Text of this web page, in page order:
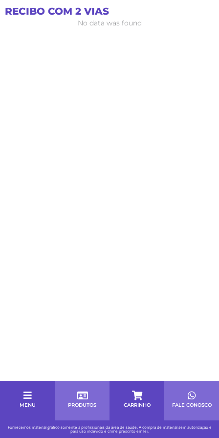
para
RECIBO COM 2 VIAS
No data was found
MENU PRODUTOS CARRINHO FALE CONOSCO
Fornecemos material gráfico somente a profissionais da área de saúde. A compra de material sem autorização e
para uso indevido é crime prescrito em lei.